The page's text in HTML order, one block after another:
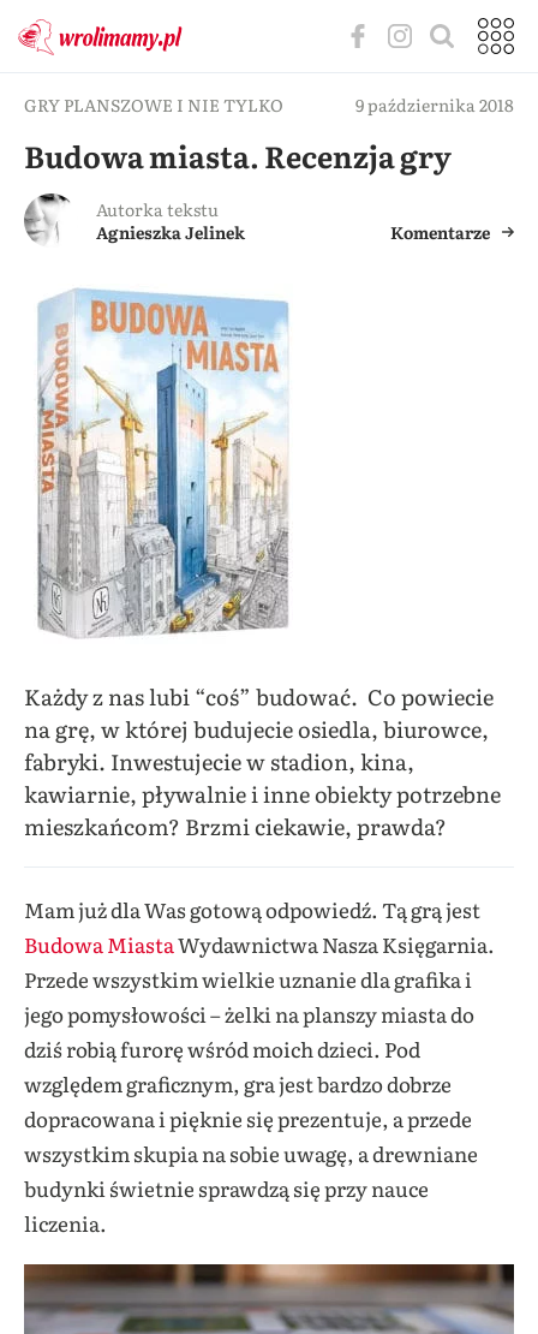
GRY PLANSZOWE I NIE TYLKO 9 października 2018
Budowa miasta. Recenzja gry
Autorka tekstu
Agnieszka Jelinek
Komentarze
Każdy z nas lubi “coś” budować. Co powiecie
na grę, w której budujecie osiedla, biurowce,
fabryki. Inwestujecie w stadion, kina,
kawiarnie, pływalnie i inne obiekty potrzebne
mieszkańcom? Brzmi ciekawie, prawda?
Mam już dla Was gotową odpowiedź. Tą grą jest
Budowa MiastaWydawnictwa Nasza Księgarnia.
Przede wszystkim wielkie uznanie dla grafika i
jego pomysłowości – żelki na planszy miasta do
dziś robią furorę wśród moich dzieci. Pod
względem graficznym, gra jest bardzo dobrze
dopracowana i pięknie się prezentuje, a przede
wszystkim skupia na sobie uwagę, a drewniane
budynki świetnie sprawdzą się przy nauce
liczenia.